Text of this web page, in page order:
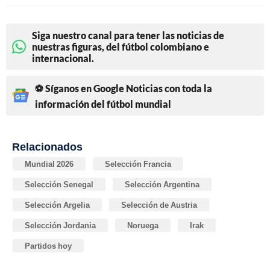
Siga nuestro canal para tener las noticias de
nuestras figuras, del fútbol colombiano e
internacional.
⚽ Síganos en Google Noticias con toda la
información del fútbol mundial
Relacionados
Mundial 2026 Selección Francia
Selección Senegal Selección Argentina
Selección Argelia Selección de Austria
Selección Jordania Noruega Irak
Partidos hoy